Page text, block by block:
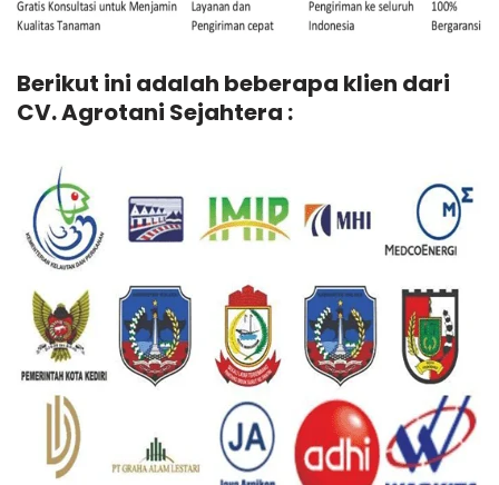
Berikut ini adalah beberapa klien dari
CV. Agrotani Sejahtera :